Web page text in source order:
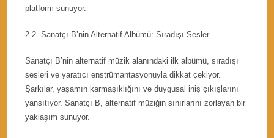
platform sunuyor.
2.2. Sanatçı B’nin Alternatif Albümü: Sıradışı Sesler
Sanatçı B’nin alternatif müzik alanındaki ilk albümü, sıradışı
sesleri ve yaratıcı enstrümantasyonuyla dikkat çekiyor.
Şarkılar, yaşamın karmaşıklığını ve duygusal iniş çıkışlarını
yansıtıyor. Sanatçı B, alternatif müziğin sınırlarını zorlayan bir
yaklaşım sunuyor.